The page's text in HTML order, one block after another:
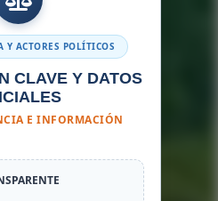
Y ACTORES POLÍTICOS
CLAVE Y DATOS
E INFORMACIÓN